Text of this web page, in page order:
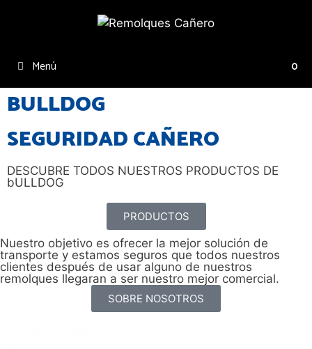
0
Menú
BULLDOG
SEGURIDAD CAÑERO
DESCUBRE TODOS NUESTROS PRODUCTOS DE
bULLDOG
PRODUCTOS
Nuestro objetivo es ofrecer la mejor solución de
transporte y estamos seguros que todos nuestros
clientes después de usar alguno de nuestros
remolques llegaran a ser nuestro mejor comercial.
SOBRE NOSOTROS